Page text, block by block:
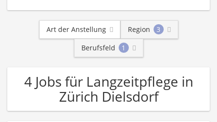
Art der Anstellung Region
3
Berufsfeld
1
4 Jobs für Langzeitpflege in
Zürich Dielsdorf